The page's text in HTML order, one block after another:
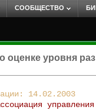
СООБЩЕСТВО
уровня
14.02.2003